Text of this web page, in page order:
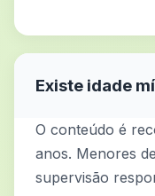
Existe idade
O conteúdo é
anos. Menores
supervisão